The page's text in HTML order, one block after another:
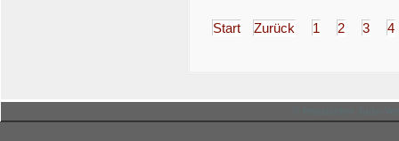
Start Zurück 1 2 3 4